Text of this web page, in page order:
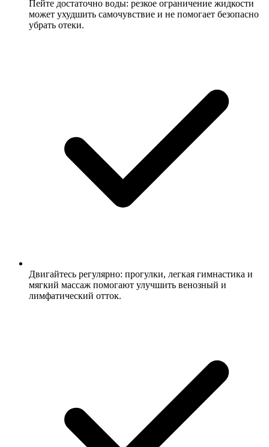
Пейте достаточно воды: резкое ограничение жидкости
может ухудшить самочувствие и не помогает безопасно
убрать отеки.
Двигайтесь регулярно: прогулки, легкая гимнастика и
мягкий массаж помогают улучшить венозный и
лимфатический отток.